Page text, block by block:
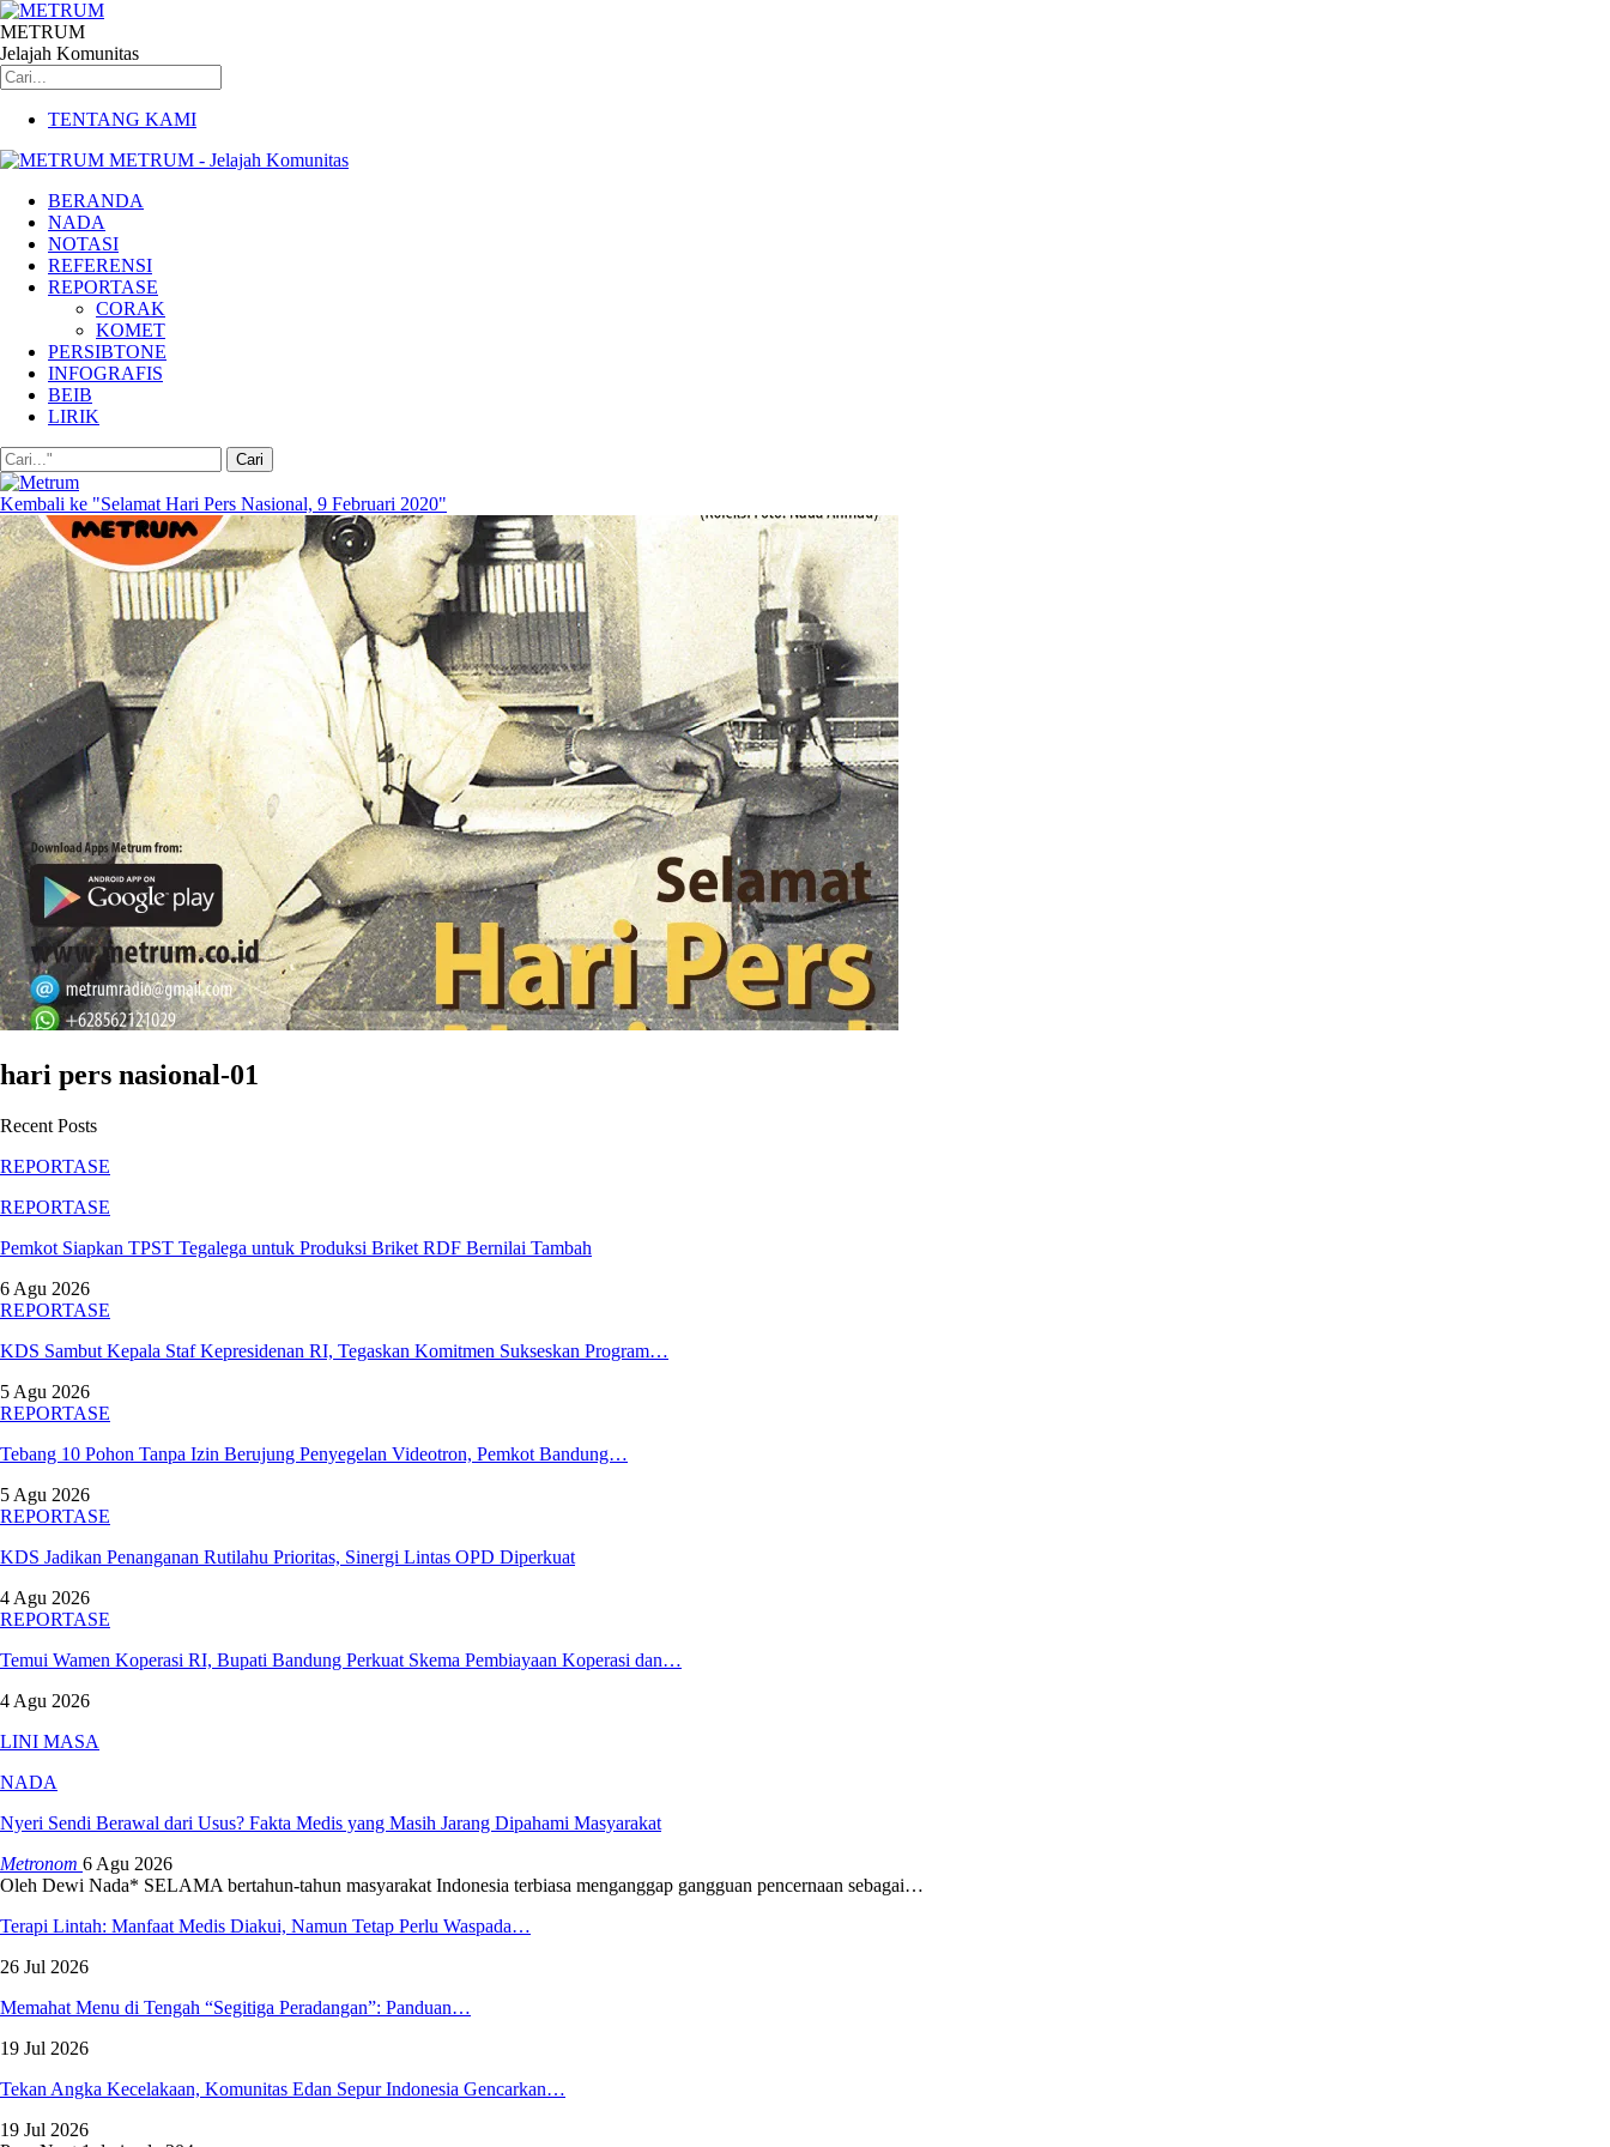
METRUM
Jelajah Komunitas
TENTANG KAMI
METRUM - Jelajah Komunitas
BERANDA
NADA
NOTASI
REFERENSI
REPORTASE
CORAK
KOMET
PERSIBTONE
INFOGRAFIS
BEIB
LIRIK
Kembali ke "Selamat Hari Pers Nasional, 9 Februari 2020"
hari pers nasional-01
Recent Posts
REPORTASE
REPORTASE
Pemkot Siapkan TPST Tegalega untuk Produksi Briket RDF Bernilai Tambah
6 Agu 2026
REPORTASE
KDS Sambut Kepala Staf Kepresidenan RI, Tegaskan Komitmen Sukseskan Program…
5 Agu 2026
REPORTASE
Tebang 10 Pohon Tanpa Izin Berujung Penyegelan Videotron, Pemkot Bandung…
5 Agu 2026
REPORTASE
KDS Jadikan Penanganan Rutilahu Prioritas, Sinergi Lintas OPD Diperkuat
4 Agu 2026
REPORTASE
Temui Wamen Koperasi RI, Bupati Bandung Perkuat Skema Pembiayaan Koperasi dan…
4 Agu 2026
LINI MASA
NADA
Nyeri Sendi Berawal dari Usus? Fakta Medis yang Masih Jarang Dipahami Masyarakat
Metronom 6 Agu 2026
Oleh Dewi Nada* SELAMA bertahun-tahun masyarakat Indonesia terbiasa menganggap gangguan pencernaan sebagai…
Terapi Lintah: Manfaat Medis Diakui, Namun Tetap Perlu Waspada…
26 Jul 2026
Memahat Menu di Tengah “Segitiga Peradangan”: Panduan…
19 Jul 2026
Tekan Angka Kecelakaan, Komunitas Edan Sepur Indonesia Gencarkan…
19 Jul 2026